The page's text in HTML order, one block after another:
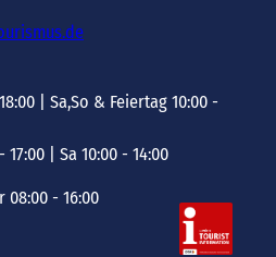
| Sa,So & Feiertag 10:00 -
| Sa 10:00 - 14:00
08:00 - 16:00